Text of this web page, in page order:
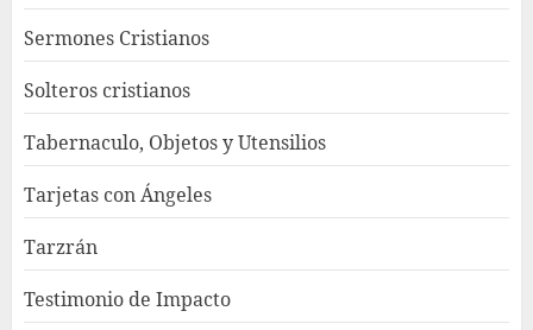
Sermones Cristianos
Solteros cristianos
Tabernaculo, Objetos y Utensilios
Tarjetas con Ángeles
Tarzrán
Testimonio de Impacto